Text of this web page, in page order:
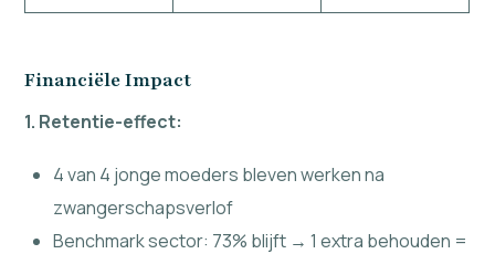
Financiële Impact
1. Retentie-effect:
4 van 4 jonge moeders bleven werken na
zwangerschapsverlof
Benchmark sector: 73% blijft → 1 extra behouden =